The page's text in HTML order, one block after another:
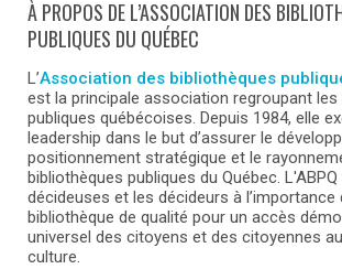
À PROPOS DE L’ASSOCIATION DES
PUBLIQUES DU QUÉBEC
L’Association des bibliothèques
est la principale association regroupant les
publiques québécoises. Depuis 1984, elle
leadership dans le but d’assurer le
positionnement stratégique et le
bibliothèques publiques du Québec.
décideuses et les décideurs à l’importance
bibliothèque de qualité pour un accès
universel des citoyens et des citoyennes
culture.